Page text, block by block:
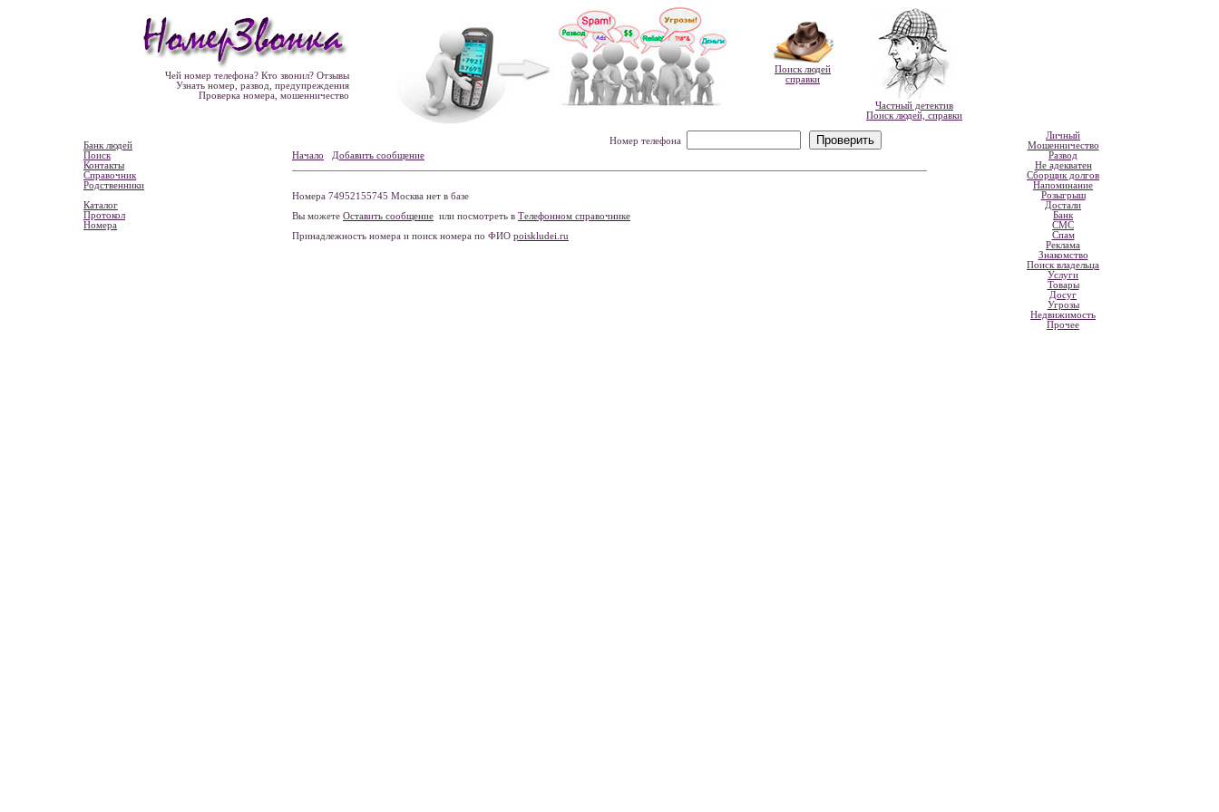
Чей номер телефона? Кто звонил? Отзывы
Узнать номер, развод, предупреждения
Проверка номера, мошенничество
Поиск людей
справки
Частный детектив
Поиск людей, справки
Банк людей
Поиск
Контакты
Справочник
Родственники
Каталог
Протокол
Номера
Номер телефона
Начало
Добавить сообщение
Номера 74952155745 Москва нет в базе
Вы можете Оставить сообщение или посмотреть в Телефонном справочнике
Принадлежность номера и поиск номера по ФИО poiskludei.ru
Личный
Мошенничество
Развод
Не адекватен
Сборщик долгов
Напоминание
Розыгрыш
Достали
Банк
СМС
Спам
Реклама
Знакомство
Поиск владельца
Услуги
Товары
Досуг
Угрозы
Недвижимость
Прочее